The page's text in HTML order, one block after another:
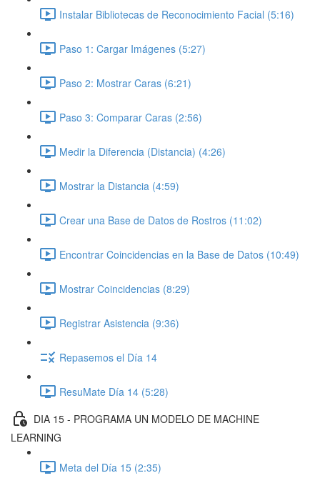
Instalar Bibliotecas de Reconocimiento Facial (5:16)
Paso 1: Cargar Imágenes (5:27)
Paso 2: Mostrar Caras (6:21)
Paso 3: Comparar Caras (2:56)
Medir la Diferencia (Distancia) (4:26)
Mostrar la Distancia (4:59)
Crear una Base de Datos de Rostros (11:02)
Encontrar Coincidencias en la Base de Datos (10:49)
Mostrar Coincidencias (8:29)
Registrar Asistencia (9:36)
Repasemos el Día 14
ResuMate Día 14 (5:28)
DIA 15 - PROGRAMA UN MODELO DE MACHINE
LEARNING
Meta del Día 15 (2:35)